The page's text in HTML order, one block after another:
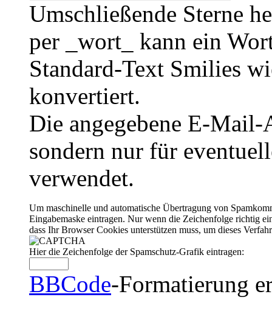
Umschließende Sterne
per _wort_ kann ein
Standard-Text Smilies
konvertiert.
Die angegebene E-
sondern nur für
verwendet.
Um maschinelle und automatische Übertragung von
Eingabemaske eintragen. Nur wenn die Zeichenfolge richtig
dass Ihr Browser Cookies unterstützen muss, um dieses
Hier die Zeichenfolge der Spamschutz-Grafik eintragen:
BBCode-Formatierung